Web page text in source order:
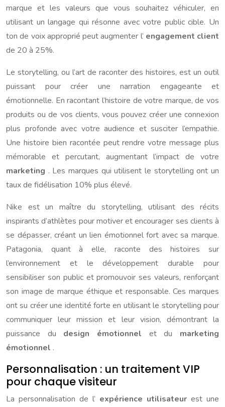
marque et les valeurs que vous souhaitez véhiculer, en
utilisant un langage qui résonne avec votre public cible. Un
ton de voix approprié peut augmenter l’ engagement client
de 20 à 25%.
Le storytelling, ou l’art de raconter des histoires, est un outil
puissant pour créer une narration engageante et
émotionnelle. En racontant l’histoire de votre marque, de vos
produits ou de vos clients, vous pouvez créer une connexion
plus profonde avec votre audience et susciter l’empathie.
Une histoire bien racontée peut rendre votre message plus
mémorable et percutant, augmentant l’impact de votre
marketing . Les marques qui utilisent le storytelling ont un
taux de fidélisation 10% plus élevé.
Nike est un maître du storytelling, utilisant des récits
inspirants d’athlètes pour motiver et encourager ses clients à
se dépasser, créant un lien émotionnel fort avec sa marque.
Patagonia, quant à elle, raconte des histoires sur
l’environnement et le développement durable pour
sensibiliser son public et promouvoir ses valeurs, renforçant
son image de marque éthique et responsable. Ces marques
ont su créer une identité forte en utilisant le storytelling pour
communiquer leur mission et leur vision, démontrant la
puissance du design émotionnel et du marketing
émotionnel .
Personnalisation : un traitement VIP
pour chaque visiteur
La personnalisation de l’ expérience utilisateur est une